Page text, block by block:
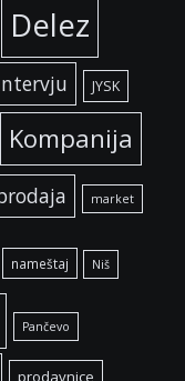
Delez
JYSK
Kompanija
market
nameštaj Niš
Pančevo
prodavnice